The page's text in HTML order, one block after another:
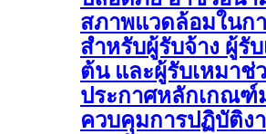
สภาพแวดล้อมในก
สำหรับผู้รับจ้าง ผู้รั
ต้น และผู้รับเหมาช่
ประกาศหลักเกณฑ์
ควบคุมการปฏิบัติง